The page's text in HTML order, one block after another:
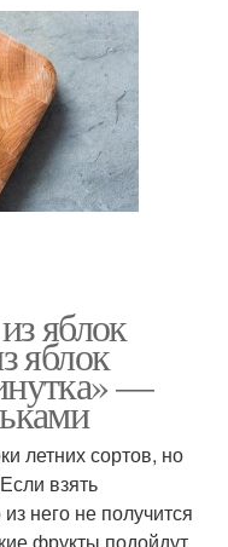
яблок
яблок
—
летних сортов, но
взять
него не получится